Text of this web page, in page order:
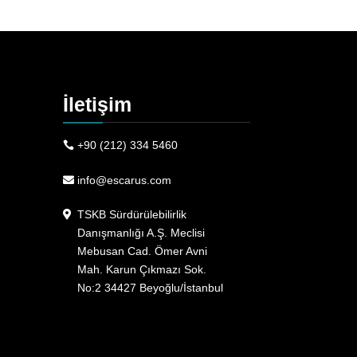
İletişim
+90 (212) 334 5460
info@escarus.com
TSKB Sürdürülebilirlik
Danışmanlığı A.Ş. Meclisi
Mebusan Cad. Ömer Avni
Mah. Karun Çıkmazı Sok.
No:2 34427 Beyoğlu/İstanbul